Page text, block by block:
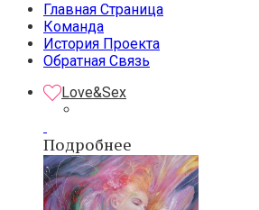
Главная Страница
Команда
История Проекта
Обратная Связь
Love&Sex
Подробнее